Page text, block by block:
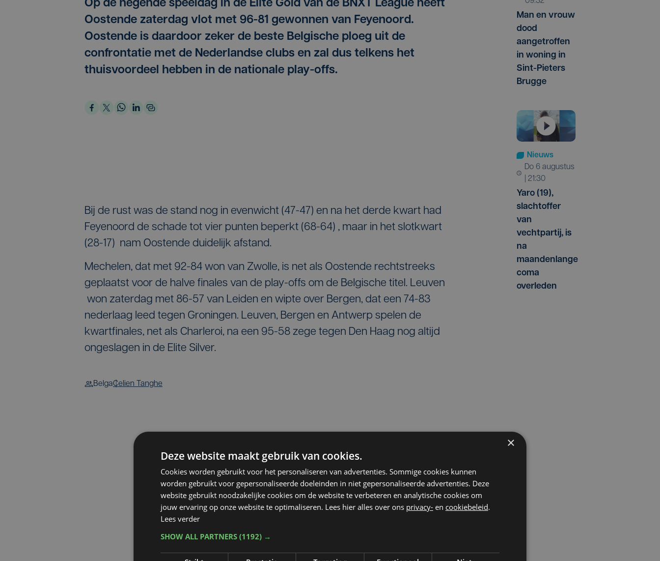
Op de negende speeldag in de Elite Gold van de BNXT League heeft
Oostende zaterdag vlot met 96-81 gewonnen van Feyenoord.
Oostende is daardoor zeker de beste Belgische ploeg uit de
confrontatie met de Nederlandse clubs en zal dus telkens het
thuisvoordeel hebben in de nationale play-offs.
Bij de rust was de stand nog in evenwicht (47-47) en na het derde kwart had
Feyenoord de schade tot vier punten beperkt (68-64) , maar in het slotkwart
(28-17) nam Oostende duidelijk afstand.
Mechelen, dat met 92-84 won van Zwolle, is net als Oostende rechtstreeks
geplaatst voor de halve finales van de play-offs om de Belgische titel. Leuven
won zaterdag met 86-57 van Leiden en wipte over Bergen, dat een 74-83
nederlaag leed tegen Groningen. Leuven, Bergen en Antwerp spelen de
kwartfinales, net als Charleroi, na een 95-58 zege tegen Den Haag nog altijd
ongeslagen in de Elite Silver.
BelgaCelien Tanghe
Man en vrouw
dood
aangetroffen
in woning in
Sint-Pieters
Brugge
Nieuws
do 6 augustus
| 21:30
Yaro (19),
slachtoffer
van
vechtpartij, is
na
maandenlange
coma
overleden
×
Deze website maakt gebruik van cookies.
Cookies worden gebruikt voor het personaliseren van advertenties. Sommige cookies kunnen
worden gebruikt voor gepersonaliseerde doeleinden in niet gepersonaliseerde advertenties. Deze
website gebruikt noodzakelijke cookies om de website te verbeteren en analytische cookies om
jouw ervaring op onze website te optimaliseren. Lees hier alles over ons privacy- en cookiebeleid.
Lees verder
SHOW ALL PARTNERS (1192) →